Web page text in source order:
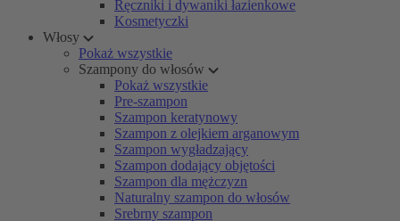
Ręczniki i dywaniki łazienkowe
Kosmetyczki
Włosy
Pokaż wszystkie
Szampony do włosów
Pokaż wszystkie
Pre-szampon
Szampon keratynowy
Szampon z olejkiem arganowym
Szampon wygładzający
Szampon dodający objętości
Szampon dla mężczyzn
Naturalny szampon do włosów
Srebrny szampon